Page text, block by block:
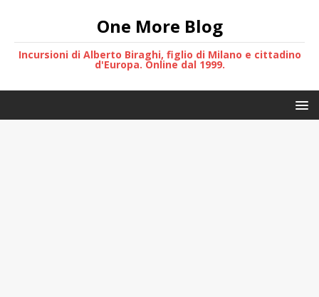
One More Blog
Incursioni di Alberto Biraghi, figlio di Milano e cittadino
d'Europa. Online dal 1999.